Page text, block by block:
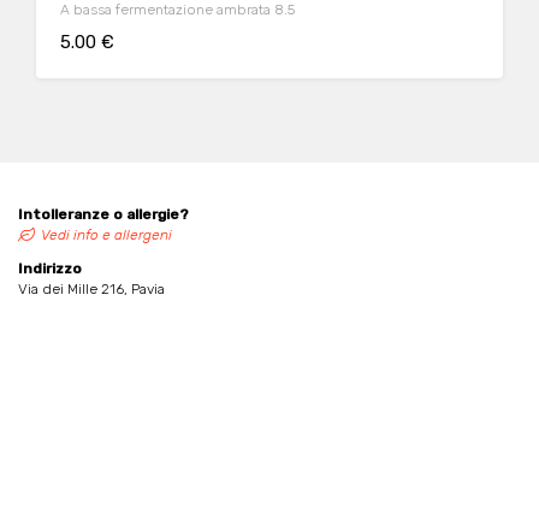
A bassa fermentazione ambrata 8.5
5.00 €
Intolleranze o allergie?
Vedi info e allergeni
Indirizzo
Via dei Mille 216, Pavia